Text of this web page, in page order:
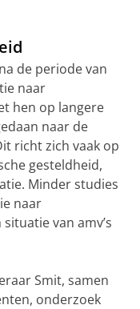
de periode van
naar
hen op langere
naar de
richt zich vaak op
gesteldheid,
Minder studies
naar
van amv’s
Smit, samen
onderzoek